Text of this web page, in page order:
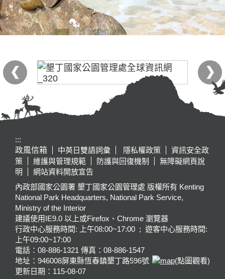
:::
政風信箱
中英日雙語詞彙 隱私權政策
資訊安全政
策
維護與管理規範 防護與回復機制
無障礙網頁說
明
網站資料開放宣告
內政部國家公園署 墾丁國家公園管理處 版權所有 Kenting
National Park Headquarters, National Park Service,
Ministry of the Interior
建議使用IE9.0 以上或Firefox、Chrome 瀏覽器
行政中心服務時間: 上午08:00~17:00 ; 遊客中心服務時間:
上午09:00~17:00
電話：08-886-1321 傳真：08-886-1547
地址：946008屏東縣恆春鎮墾丁路596號
(點圖觀看)
更新日期： 115-08-07